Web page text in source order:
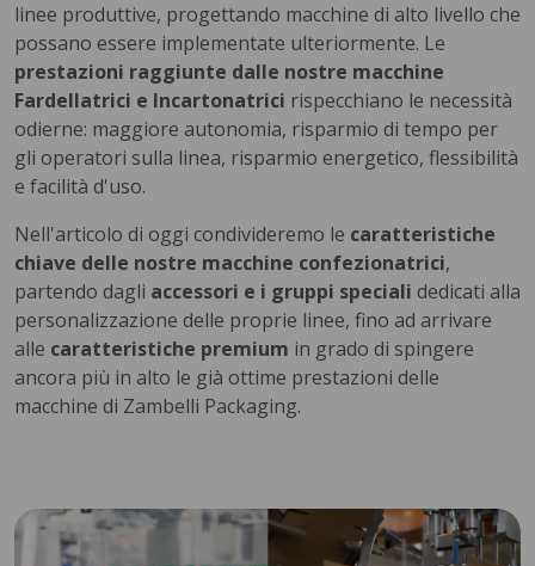
linee produttive, progettando macchine di alto livello che
possano essere implementate ulteriormente. Le
prestazioni raggiunte dalle nostre macchine
Fardellatrici e Incartonatrici rispecchiano le necessità
odierne: maggiore autonomia, risparmio di tempo per
gli operatori sulla linea, risparmio energetico, flessibilità
e facilità d'uso.
Nell'articolo di oggi condivideremo le caratteristiche
chiave delle nostre macchine confezionatrici,
partendo dagli accessori e i gruppi speciali dedicati alla
personalizzazione delle proprie linee, fino ad arrivare
alle caratteristiche premium in grado di spingere
ancora più in alto le già ottime prestazioni delle
macchine di Zambelli Packaging.